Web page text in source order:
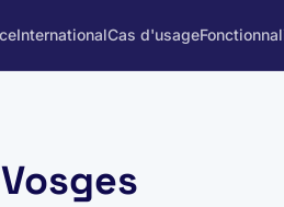
InternationalCas d'usage